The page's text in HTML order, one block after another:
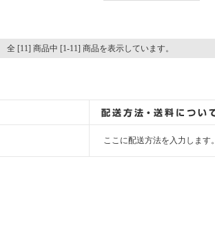
全 [11] 商品中 [1-11] 商品を表示しています。
ここに配送方法を入力します。